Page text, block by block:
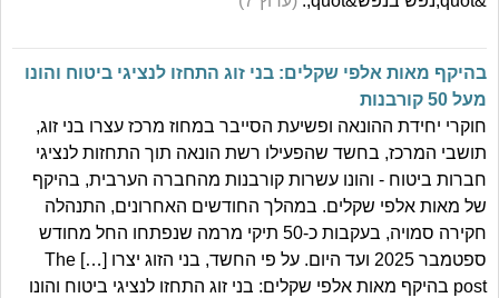
בהיקף מאות אלפי שקלים: בני זוג התחזו לנציגי ביטוח והונו
מעל 50 קורבנות
חוקרי יחידת ההונאה ופשיעת הסייבר במחוז מרכז עצרו בני זוג,
תושבי המרכז, בחשד שהפעילו רשת הונאה תוך התחזות לנציגי
חברות ביטוח - והונו עשרות קורבנות מהחברה הערבית, בהיקף
של מאות אלפי שקלים. במהלך החודשים האחרונים, התנהלה
חקירה סמויה, בעקבות כ-50 תיקי מרמה שנפתחו החל מחודש
ספטמבר 2025 ועד היום. על פי החשד, בני הזוג יצרו […] The
post בהיקף מאות אלפי שקלים: בני זוג התחזו לנציגי ביטוח והונו